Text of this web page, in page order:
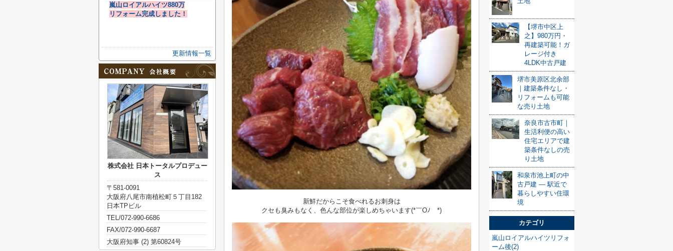
新鮮だからこそ食べれるお刺身は
クセも臭みもなく、色んな部位が楽しめちゃいます(*￣Oﾉ￣*)
【堺市中区上
之】980万円・
再建築可能！ガ
レージ付き
4LDK中古戸建
堺市美原区北余部
｜建築条件なし・
リフォームも可能
な売り土地
奈良市古市町｜
生活利便の高い
住宅エリアで建
築条件なしの売
り土地
和泉市池上町の中
古戸建 — 駅近で
暮らしやすい住環
境
カテゴリ
嵐山ロイアルハイツリフォ
ーム後(2)
嵐山ロイアルハイツ880万
リフォーム完成しました！
更新情報一覧
株式会社 日本トータルプロデュー
ス
〒581-0091
大阪府八尾市南植松町５丁目182
日本TPビル
TEL/072-990-6686
FAX/072-990-6687
大阪府知事 (2) 第60824号